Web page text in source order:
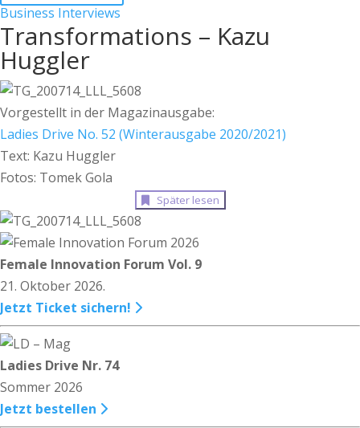
Business Interviews
Transformations – Kazu
Huggler
Vorgestellt in der Magazinausgabe:
Ladies Drive No. 52 (Winterausgabe 2020/2021)
Text: Kazu Huggler
Fotos: Tomek Gola
Später lesen
Female Innovation Forum Vol. 9
21. Oktober 2026.
Jetzt Ticket sichern!
Ladies Drive Nr. 74
Sommer 2026
Jetzt bestellen